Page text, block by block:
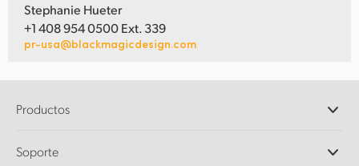
Stephanie Hueter
+1 408 954 0500 Ext. 339
pr-usa@blackmagicdesign.com
Productos
DaVinci Resolve y Fusion
Soporte